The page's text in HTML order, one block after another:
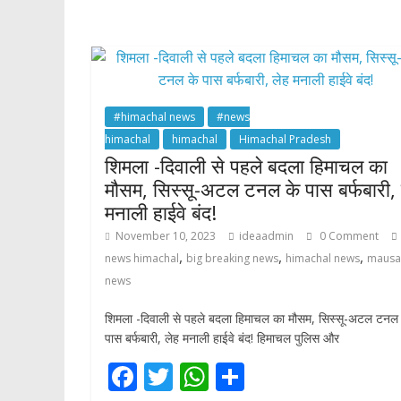
k p
#himachal news
#news
himachal
himachal Himachal Pradesh
शिमला -दिवाली से पहले बदला हिमाचल का
मौसम, सिस्सू-अटल टनल के पास
मनाली हाईवे बंद!
November 10, 2023 ideaadmin 0 Comment
news himachal, big breaking news, himachal news,
news
शिमला -दिवाली से पहले बदला हिमाचल का मौसम, सिस्सू-अटल
पास बर्फबारी, लेह मनाली हाईवे बंद! हिमाचल पुलिस और
F T W